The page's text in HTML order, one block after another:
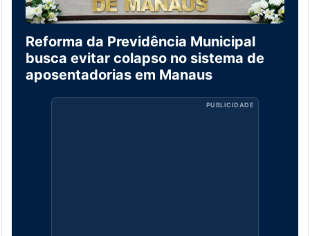
Reforma da Previdência Municipal
busca evitar colapso no sistema de
aposentadorias em Manaus
PUBLICIDADE